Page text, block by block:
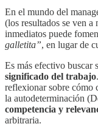
En el mundo del
(los resultados se ven
inmediatos puede
galletita”, en lugar de
Es más efectivo buscar
significado del trabajo
reflexionar sobre cómo
la autodeterminación
competencia y
arbitraria.